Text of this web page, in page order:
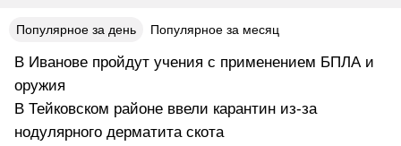
Популярное за день Популярное за месяц
В Иванове пройдут учения с применением БПЛА и
оружия
В Тейковском районе ввели карантин из-за
нодулярного дерматита скота